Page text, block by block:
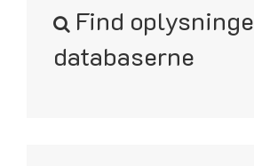
Find
databaserne